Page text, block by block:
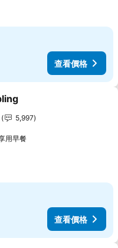
查看價格
的最愛
5,997
用早餐查看價格
查看價格